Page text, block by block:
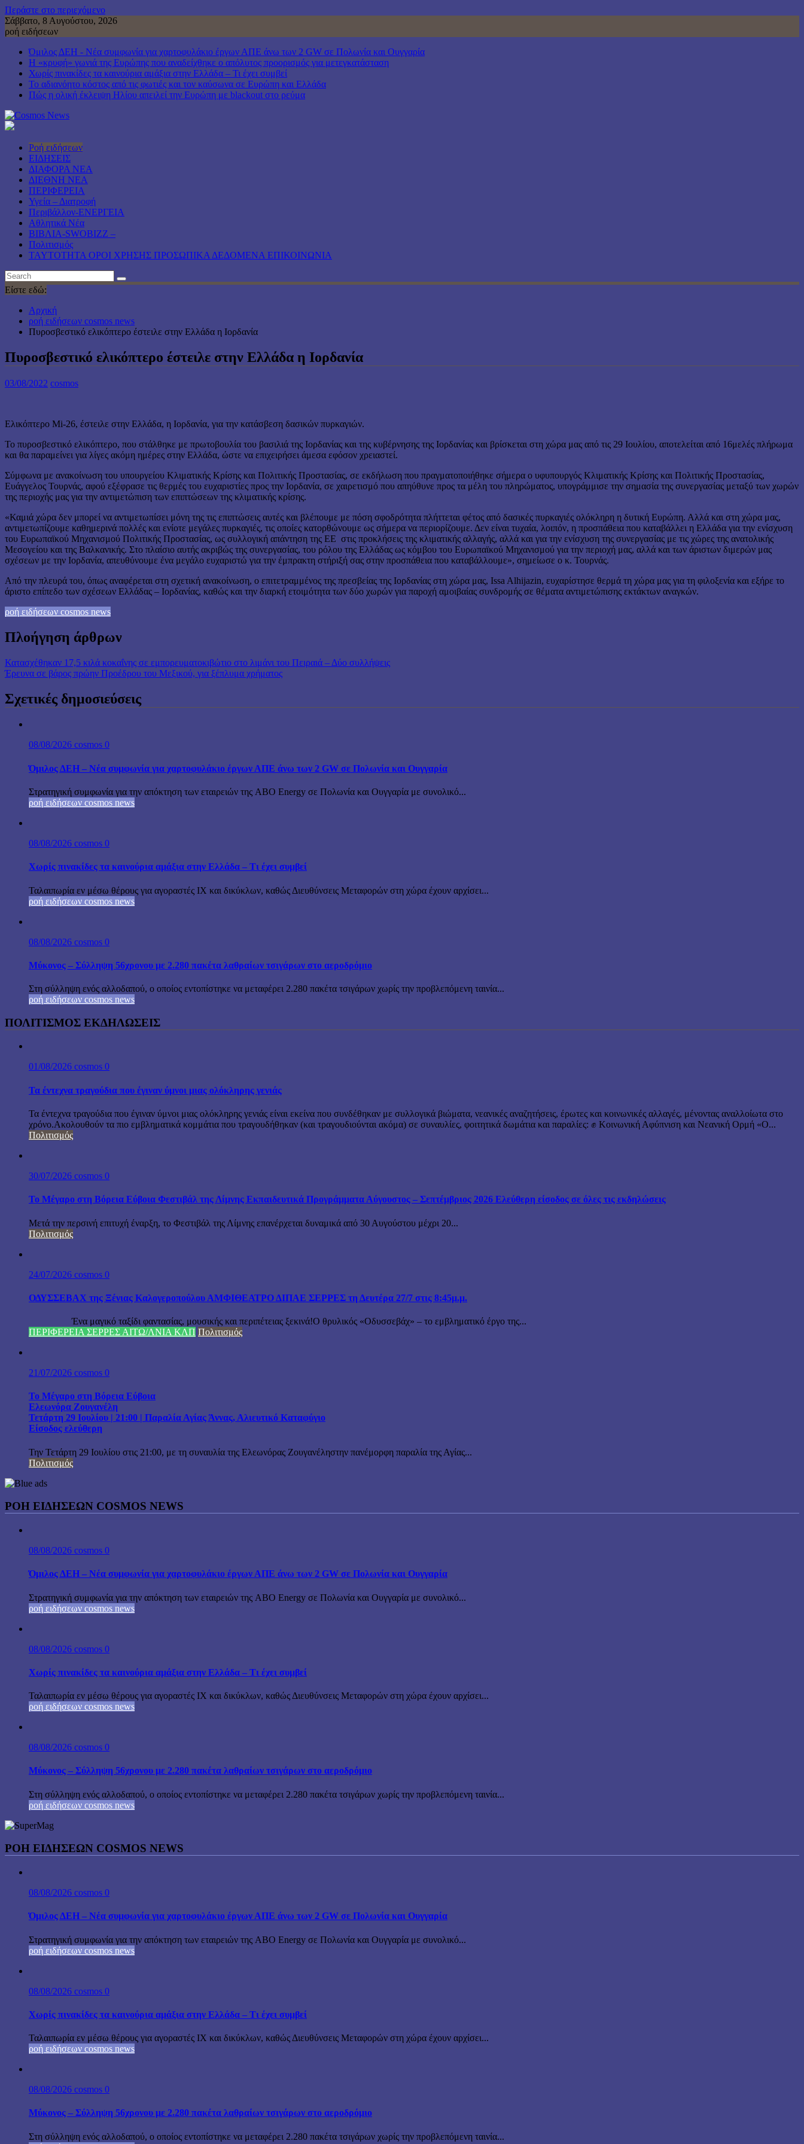
Περάστε στο περιεχόμενο
Σάββατο, 8 Αυγούστου, 2026
ροή ειδήσεων
Όμιλος ΔΕΗ - Νέα συμφωνία για χαρτοφυλάκιο έργων ΑΠΕ άνω των 2 GW σε Πολωνία και Ουγγαρία
Η «κρυφή» γωνιά της Ευρώπης που αναδείχθηκε ο απόλυτος προορισμός για μετεγκατάσταση
Χωρίς πινακίδες τα καινούρια αμάξια στην Ελλάδα – Τι έχει συμβεί
Το αδιανόητο κόστος από τις φωτιές και τον καύσωνα σε Ευρώπη και Ελλάδα
Πώς η ολική έκλειψη Ηλίου απειλεί την Ευρώπη με blackout στο ρεύμα
Ροή ειδήσεων
ΕΙΔΗΣΕΙΣ
ΔΙΑΦΟΡΑ ΝΕΑ
ΔΙΕΘΝΗ ΝΕΑ
ΠΕΡΙΦΕΡΕΙΑ
Υγεία – Διατροφή
Περιβάλλον-ΕΝΕΡΓΕΙΑ
Αθλητικά Νέα
ΒΙΒΛΙΑ-SWOBIZZ –
Πολιτισμός
TAYTOTHTA ΟΡΟΙ ΧΡΗΣΗΣ ΠΡΟΣΩΠΙΚΑ ΔΕΔΟΜΕΝΑ ΕΠΙΚΟΙΝΩΝΙΑ
Είστε εδώ:
Αρχική
ροή ειδήσεων cosmos news
Πυροσβεστικό ελικόπτερο έστειλε στην Ελλάδα η Ιορδανία
Πυροσβεστικό ελικόπτερο έστειλε στην Ελλάδα η Ιορδανία
03/08/2022 cosmos
Ελικόπτερο Mi-26, έστειλε στην Ελλάδα, η Ιορδανία, για την κατάσβεση δασικών πυρκαγιών.
Το πυροσβεστικό ελικόπτερο, που στάλθηκε με πρωτοβουλία του βασιλιά της Ιορδανίας και της κυβέρνησης της Ιορδανίας και βρίσκεται στη χώρα μας από τις 29 Ιουλίου, αποτελείται από 16μελές πλήρωμα
και θα παραμείνει για λίγες ακόμη ημέρες στην Ελλάδα, ώστε να επιχειρήσει άμεσα εφόσον χρειαστεί.
Σύμφωνα με ανακοίνωση του υπουργείου Κλιματικής Κρίσης και Πολιτικής Προστασίας, σε εκδήλωση που πραγματοποιήθηκε σήμερα ο υφυπουργός Κλιματικής Κρίσης και Πολιτικής Προστασίας,
Ευάγγελος Τουρνάς, αφού εξέφρασε τις θερμές του ευχαριστίες προς την Ιορδανία, σε χαιρετισμό που απηύθυνε προς τα μέλη του πληρώματος, υπογράμμισε την σημασία της συνεργασίας μεταξύ των χωρών
της περιοχής μας για την αντιμετώπιση των επιπτώσεων της κλιματικής κρίσης.
«Καμιά χώρα δεν μπορεί να αντιμετωπίσει μόνη της τις επιπτώσεις αυτές και βλέπουμε με πόση σφοδρότητα πλήττεται φέτος από δασικές πυρκαγιές ολόκληρη η δυτική Ευρώπη. Αλλά και στη χώρα μας,
αντιμετωπίζουμε καθημερινά πολλές και ενίοτε μεγάλες πυρκαγιές, τις οποίες κατορθώνουμε ως σήμερα να περιορίζουμε. Δεν είναι τυχαία, λοιπόν, η προσπάθεια που καταβάλλει η Ελλάδα για την ενίσχυση
του Ευρωπαϊκού Μηχανισμού Πολιτικής Προστασίας, ως συλλογική απάντηση της ΕΕ στις προκλήσεις της κλιματικής αλλαγής, αλλά και για την ενίσχυση της συνεργασίας με τις χώρες της ανατολικής
Μεσογείου και της Βαλκανικής. Στο πλαίσιο αυτής ακριβώς της συνεργασίας, του ρόλου της Ελλάδας ως κόμβου του Ευρωπαϊκού Μηχανισμού για την περιοχή μας, αλλά και των άριστων διμερών μας
σχέσεων με την Ιορδανία, απευθύνουμε ένα μεγάλο ευχαριστώ για την έμπρακτη στήριξή σας στην προσπάθεια που καταβάλλουμε», σημείωσε ο κ. Τουρνάς.
Από την πλευρά του, όπως αναφέρεται στη σχετική ανακοίνωση, ο επιτετραμμένος της πρεσβείας της Ιορδανίας στη χώρα μας, Issa Alhijazin, ευχαρίστησε θερμά τη χώρα μας για τη φιλοξενία και εξήρε το
άριστο επίπεδο των σχέσεων Ελλάδας – Ιορδανίας, καθώς και την διαρκή ετοιμότητα των δύο χωρών για παροχή αμοιβαίας συνδρομής σε θέματα αντιμετώπισης εκτάκτων αναγκών.
ροή ειδήσεων cosmos news
Πλοήγηση άρθρων
Κατασχέθηκαν 17,5 κιλά κοκαΐνης σε εμπορευματοκιβώτιο στο λιμάνι του Πειραιά – Δύο συλλήψεις
Έρευνα σε βάρος πρώην Προέδρου του Μεξικού, για ξέπλυμα χρήματος
Σχετικές δημοσιεύσεις
08/08/2026 cosmos 0
Όμιλος ΔΕΗ – Νέα συμφωνία για χαρτοφυλάκιο έργων ΑΠΕ άνω των 2 GW σε Πολωνία και Ουγγαρία
Στρατηγική συμφωνία για την απόκτηση των εταιρειών της ABO Energy σε Πολωνία και Ουγγαρία με συνολικό...
ροή ειδήσεων cosmos news
08/08/2026 cosmos 0
Χωρίς πινακίδες τα καινούρια αμάξια στην Ελλάδα – Τι έχει συμβεί
Ταλαιπωρία εν μέσω θέρους για αγοραστές ΙΧ και δικύκλων, καθώς Διευθύνσεις Μεταφορών στη χώρα έχουν αρχίσει...
ροή ειδήσεων cosmos news
08/08/2026 cosmos 0
Μύκονος – Σύλληψη 56χρονου με 2.280 πακέτα λαθραίων τσιγάρων στο αεροδρόμιο
Στη σύλληψη ενός αλλοδαπού, ο οποίος εντοπίστηκε να μεταφέρει 2.280 πακέτα τσιγάρων χωρίς την προβλεπόμενη ταινία...
ροή ειδήσεων cosmos news
ΠΟΛΙΤΙΣΜΟΣ ΕΚΔΗΛΩΣΕΙΣ
01/08/2026 cosmos 0
Τα έντεχνα τραγούδια που έγιναν ύμνοι μιας ολόκληρης γενιάς
Τα έντεχνα τραγούδια που έγιναν ύμνοι μιας ολόκληρης γενιάς είναι εκείνα που συνδέθηκαν με συλλογικά βιώματα, νεανικές αναζητήσεις, έρωτες και κοινωνικές αλλαγές, μένοντας αναλλοίωτα στο
χρόνο.Ακολουθούν τα πιο εμβληματικά κομμάτια που τραγουδήθηκαν (και τραγουδιούνται ακόμα) σε συναυλίες, φοιτητικά δωμάτια και παραλίες: ✊ Κοινωνική Αφύπνιση και Νεανική Ορμή «Ο...
Πολιτισμός
30/07/2026 cosmos 0
Το Μέγαρο στη Βόρεια Εύβοια Φεστιβάλ της Λίμνης Εκπαιδευτικά Προγράμματα Αύγουστος – Σεπτέμβριος 2026 Ελεύθερη είσοδος σε όλες τις εκδηλώσεις
Μετά την περσινή επιτυχή έναρξη, το Φεστιβάλ της Λίμνης επανέρχεται δυναμικά από 30 Αυγούστου μέχρι 20...
Πολιτισμός
24/07/2026 cosmos 0
ΟΔΥΣΣΕΒΑΧ της Ξένιας Καλογεροπούλου ΑΜΦΙΘΕΑΤΡΟ ΔΙΠΑΕ ΣΕΡΡΕΣ τη Δευτέρα 27/7 στις 8:45μ.μ.
Ένα μαγικό ταξίδι φαντασίας, μουσικής και περιπέτειας ξεκινά!Ο θρυλικός «Οδυσσεβάχ» – το εμβληματικό έργο της...
ΠΕΡΙΦΕΡΕΙΑ ΣΕΡΡΕΣ ΑΙΤΩ/ΛΝΙΑ ΚΛΠ Πολιτισμός
21/07/2026 cosmos 0
Το Μέγαρο στη Βόρεια Εύβοια
Ελεωνόρα Ζουγανέλη
Τετάρτη 29 Ιουλίου | 21:00 | Παραλία Αγίας Άννας, Αλιευτικό Καταφύγιο
Είσοδος ελεύθερη
Την Τετάρτη 29 Ιουλίου στις 21:00, με τη συναυλία της Ελεωνόρας Ζουγανέληστην πανέμορφη παραλία της Αγίας...
Πολιτισμός
ΡΟΗ ΕΙΔΗΣΕΩΝ COSMOS NEWS
08/08/2026 cosmos 0
Όμιλος ΔΕΗ – Νέα συμφωνία για χαρτοφυλάκιο έργων ΑΠΕ άνω των 2 GW σε Πολωνία και Ουγγαρία
Στρατηγική συμφωνία για την απόκτηση των εταιρειών της ABO Energy σε Πολωνία και Ουγγαρία με συνολικό...
ροή ειδήσεων cosmos news
08/08/2026 cosmos 0
Χωρίς πινακίδες τα καινούρια αμάξια στην Ελλάδα – Τι έχει συμβεί
Ταλαιπωρία εν μέσω θέρους για αγοραστές ΙΧ και δικύκλων, καθώς Διευθύνσεις Μεταφορών στη χώρα έχουν αρχίσει...
ροή ειδήσεων cosmos news
08/08/2026 cosmos 0
Μύκονος – Σύλληψη 56χρονου με 2.280 πακέτα λαθραίων τσιγάρων στο αεροδρόμιο
Στη σύλληψη ενός αλλοδαπού, ο οποίος εντοπίστηκε να μεταφέρει 2.280 πακέτα τσιγάρων χωρίς την προβλεπόμενη ταινία...
ροή ειδήσεων cosmos news
ΡΟΉ ΕΙΔΉΣΕΩΝ COSMOS NEWS
08/08/2026 cosmos 0
Όμιλος ΔΕΗ – Νέα συμφωνία για χαρτοφυλάκιο έργων ΑΠΕ άνω των 2 GW σε Πολωνία και Ουγγαρία
Στρατηγική συμφωνία για την απόκτηση των εταιρειών της ABO Energy σε Πολωνία και Ουγγαρία με συνολικό...
ροή ειδήσεων cosmos news
08/08/2026 cosmos 0
Χωρίς πινακίδες τα καινούρια αμάξια στην Ελλάδα – Τι έχει συμβεί
Ταλαιπωρία εν μέσω θέρους για αγοραστές ΙΧ και δικύκλων, καθώς Διευθύνσεις Μεταφορών στη χώρα έχουν αρχίσει...
ροή ειδήσεων cosmos news
08/08/2026 cosmos 0
Μύκονος – Σύλληψη 56χρονου με 2.280 πακέτα λαθραίων τσιγάρων στο αεροδρόμιο
Στη σύλληψη ενός αλλοδαπού, ο οποίος εντοπίστηκε να μεταφέρει 2.280 πακέτα τσιγάρων χωρίς την προβλεπόμενη ταινία...